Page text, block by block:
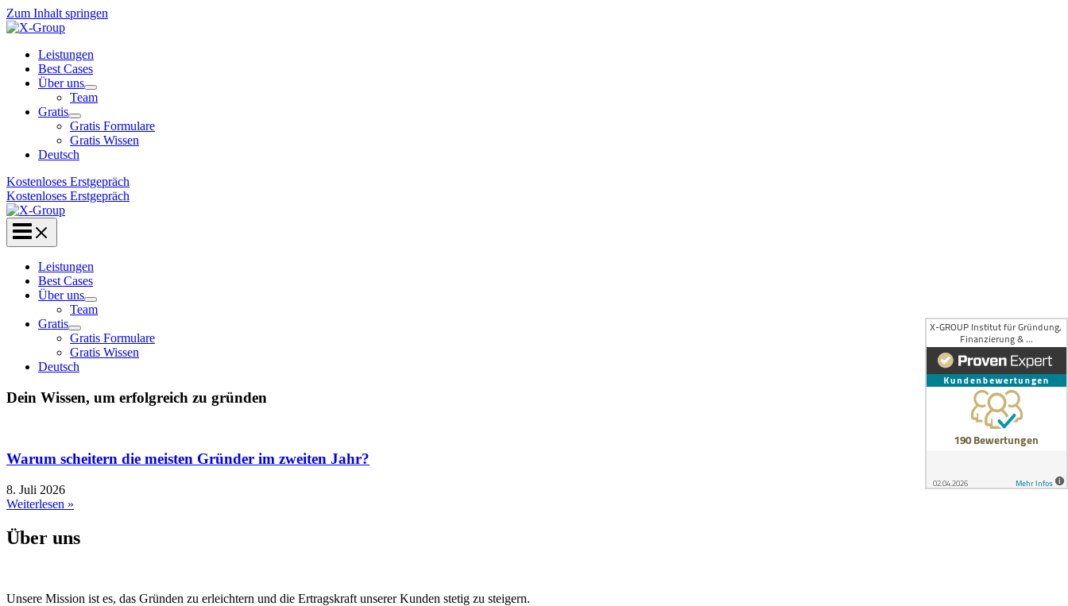
Zum Inhalt springen
Leistungen
Best Cases
Über uns
Team
Gratis
Gratis Formulare
Gratis Wissen
Deutsch
Kostenloses Erstgepräch
Kostenloses Erstgepräch
Leistungen
Best Cases
Über uns
Team
Gratis
Gratis Formulare
Gratis Wissen
Deutsch
Dein Wissen, um erfolgreich zu gründen
Warum scheitern die meisten Gründer im zweiten Jahr?
8. Juli 2026
Weiterlesen »
Über uns
Unsere Mission ist es, das Gründen zu erleichtern und die Ertragskraft unserer Kunden stetig zu steigern.